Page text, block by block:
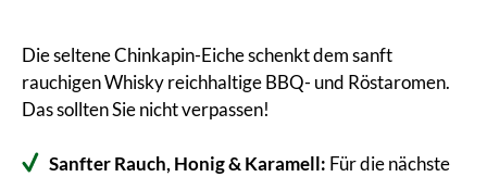
Die seltene Chinkapin-Eiche schenkt dem sanft
rauchigen Whisky reichhaltige BBQ- und Röstaromen.
Das sollten Sie nicht verpassen!
Sanfter Rauch, Honig & Karamell: Für die nächste